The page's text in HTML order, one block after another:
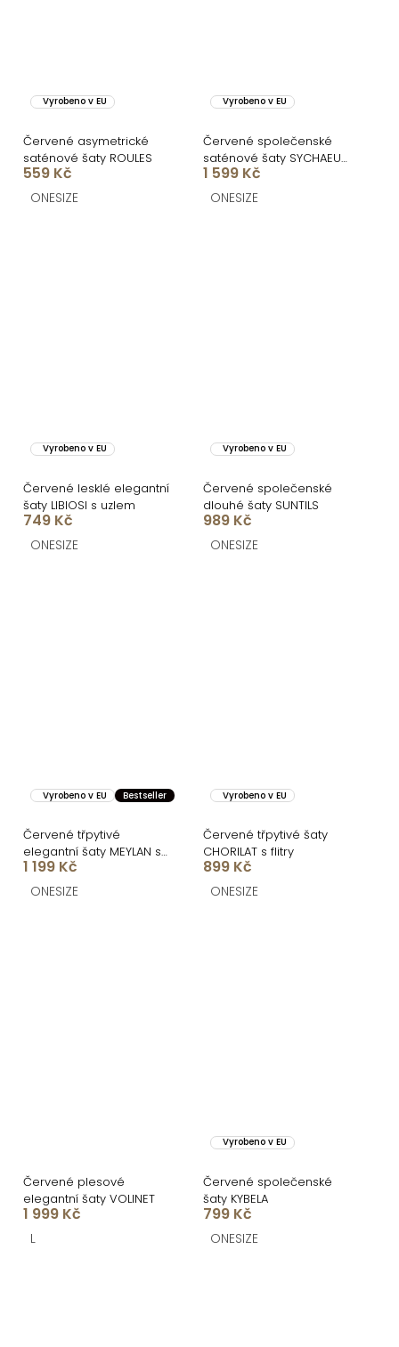
Vyrobeno v EU
Červené asymetrické
saténové šaty ROULES
559 Kč
ONESIZE
Vyrobeno v EU
Červené společenské
saténové šaty SYCHAEUS
bez ramínek
1 599 Kč
ONESIZE
Vyrobeno v EU
Červené lesklé elegantní
šaty LIBIOSI s uzlem
749 Kč
ONESIZE
Vyrobeno v EU
Červené společenské
dlouhé šaty SUNTILS
989 Kč
ONESIZE
Vyrobeno v EU Bestseller
Červené třpytivé
elegantní šaty MEYLAN s
flitry
1 199 Kč
ONESIZE
Vyrobeno v EU
Červené třpytivé šaty
CHORILAT s flitry
899 Kč
ONESIZE
Červené plesové
elegantní šaty VOLINET
1 999 Kč
L
Vyrobeno v EU
Červené společenské
šaty KYBELA
799 Kč
ONESIZE